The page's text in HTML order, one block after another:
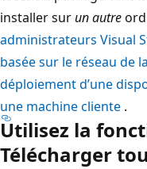
installer sur un autre
administrateurs Visual
basée sur le réseau de
déploiement d’une
une machine cliente .
Utilisez la
Télécharger